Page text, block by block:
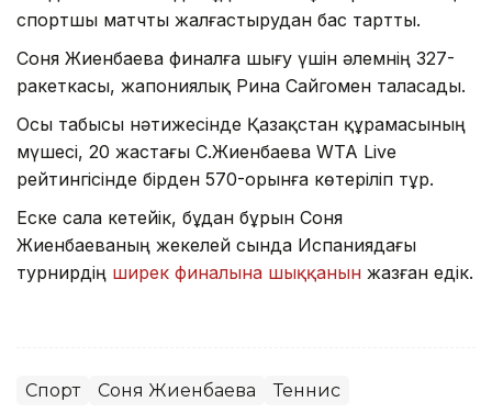
спортшы матчты жалғастырудан бас тартты.
Соня Жиенбаева финалға шығу үшін әлемнің 327-
ракеткасы, жапониялық Рина Сайгомен таласады.
Осы табысы нәтижесінде Қазақстан құрамасының
мүшесі, 20 жастағы С.Жиенбаева WTA Live
рейтингісінде бірден 570-орынға көтеріліп тұр.
Еске сала кетейік, бұдан бұрын Соня
Жиенбаеваның жекелей сында Испаниядағы
турнирдің ширек финалына шыққанын жазған едік.
Спорт Соня Жиенбаева Теннис